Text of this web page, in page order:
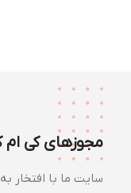
مجوزهای کی ام کالا
سایت ما با افتخار به